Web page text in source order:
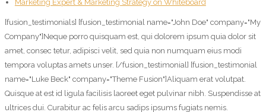
Marketing Expert & Marketing Strategy on Whiteboard
[fusion_testimonials] [fusion_testimonial name="John Doe" company="My
Company"]Neque porro quisquam est, qui dolorem ipsum quia dolor sit
amet, consec tetur, adipisci velit, sed quia non numquam eius modi
tempora voluptas amets unser. [/fusion_testimonial] [fusion_testimonial
name="Luke Beck" company="Theme Fusion"]Aliquam erat volutpat.
Quisque at est id ligula facilisis laoreet eget pulvinar nibh. Suspendisse at
ultrices dui. Curabitur ac felis arcu sadips ipsums fugiats nemis.